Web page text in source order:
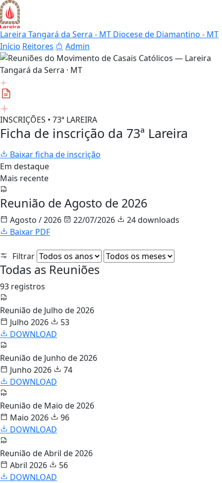
Lareira Tangará da Serra - MT Diocese de Diamantino - MT
Início Reitores Admin
INSCRIÇÕES • 73ª LAREIRA
Ficha de inscrição da 73ª Lareira
Baixar ficha de inscrição
Em destaque
Mais recente
Reunião de Agosto de 2026
Agosto / 2026 22/07/2026
24 downloads
Baixar PDF
Filtrar
Todas as Reuniões
93 registros
Reunião de Julho de 2026
Julho 2026
53
DOWNLOAD
Reunião de Junho de 2026
Junho 2026
74
DOWNLOAD
Reunião de Maio de 2026
Maio 2026
96
DOWNLOAD
Reunião de Abril de 2026
Abril 2026
56
DOWNLOAD